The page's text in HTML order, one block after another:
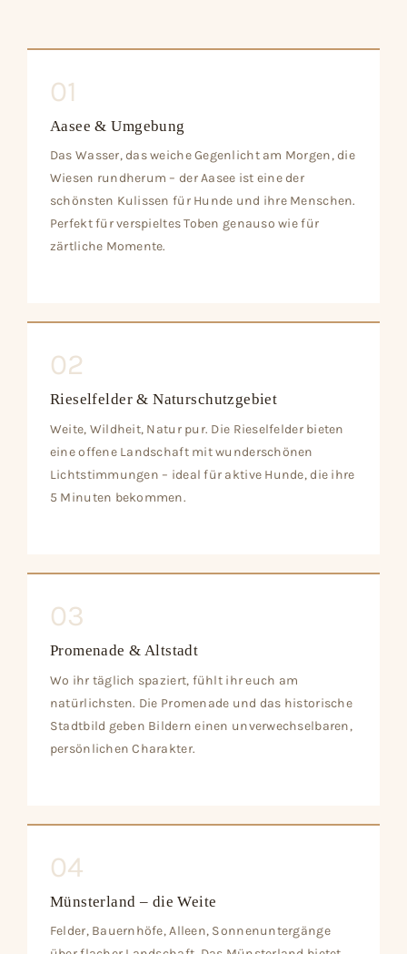
01
Aasee & Umgebung
Das Wasser, das weiche Gegenlicht am Morgen, die
Wiesen rundherum – der Aasee ist eine der
schönsten Kulissen für Hunde und ihre Menschen.
Perfekt für verspieltes Toben genauso wie für
zärtliche Momente.
02
Rieselfelder & Naturschutzgebiet
Weite, Wildheit, Natur pur. Die Rieselfelder bieten
eine offene Landschaft mit wunderschönen
Lichtstimmungen – ideal für aktive Hunde, die ihre
5 Minuten bekommen.
03
Promenade & Altstadt
Wo ihr täglich spaziert, fühlt ihr euch am
natürlichsten. Die Promenade und das historische
Stadtbild geben Bildern einen unverwechselbaren,
persönlichen Charakter.
04
Münsterland – die Weite
Felder, Bauernhöfe, Alleen, Sonnenuntergänge